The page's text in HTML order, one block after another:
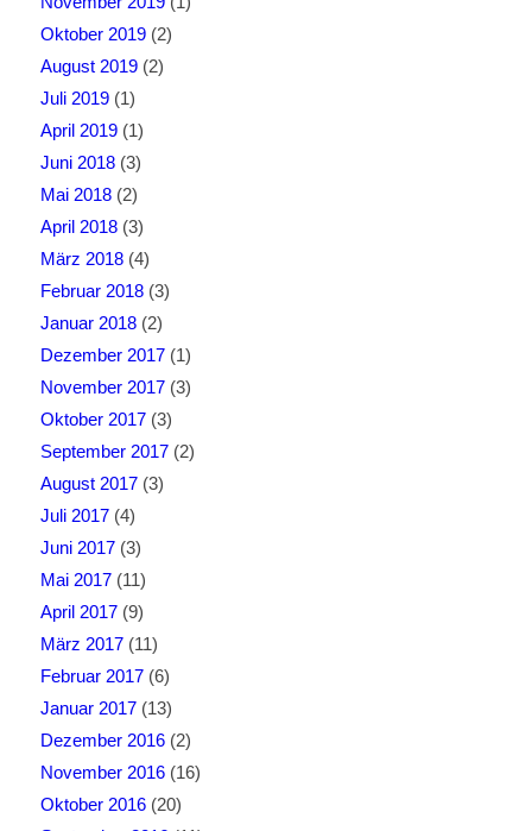
Oktober 2019(2)
August 2019(2)
Juli 2019(1)
April 2019(1)
Juni 2018(3)
Mai 2018(2)
April 2018(3)
März 2018(4)
Februar 2018(3)
Januar 2018(2)
Dezember 2017(1)
November 2017(3)
Oktober 2017(3)
September 2017(2)
August 2017(3)
Juli 2017(4)
Juni 2017(3)
Mai 2017(11)
April 2017(9)
März 2017(11)
Februar 2017(6)
Januar 2017(13)
Dezember 2016(2)
November 2016(16)
Oktober 2016(20)